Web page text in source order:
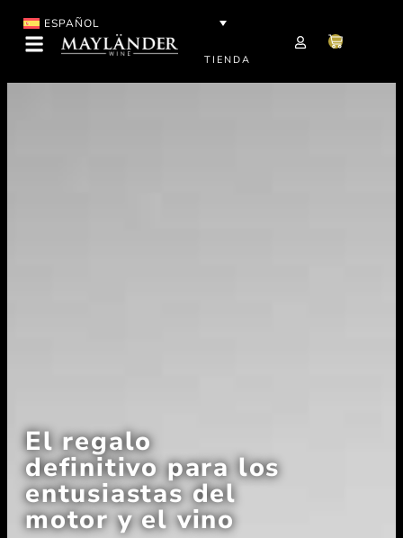
ESPAÑOL
TIENDA
El regalo
definitivo para los
entusiastas del
motor y el vino